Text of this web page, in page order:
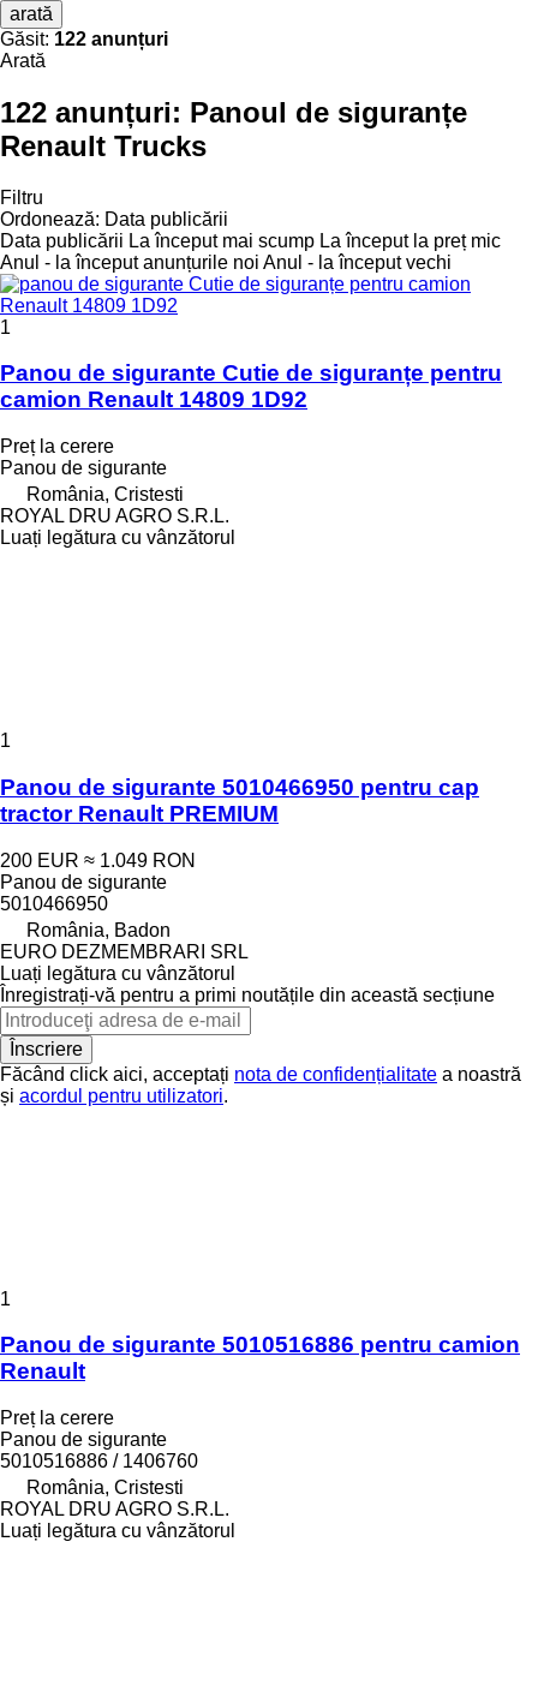
arată
Găsit: 122 anunțuri
Arată
122 anunțuri: Panoul de siguranțe
Renault Trucks
Filtru
Ordonează: Data publicării
Data publicării La început mai scump La început la preț mic
Anul - la început anunțurile noi Anul - la început vechi
1
Panou de sigurante Cutie de siguranțe pentru
camion Renault 14809 1D92
Preț la cerere
Panou de sigurante
România, Cristesti
ROYAL DRU AGRO S.R.L.
Luați legătura cu vânzătorul
1
Panou de sigurante 5010466950 pentru cap
tractor Renault PREMIUM
200 EUR ≈ 1.049 RON
Panou de sigurante
5010466950
România, Badon
EURO DEZMEMBRARI SRL
Luați legătura cu vânzătorul
Înregistrați-vă pentru a primi noutățile din această secțiune
Înscriere
Făcând click aici, acceptați nota de confidențialitate a noastră
și acordul pentru utilizatori.
1
Panou de sigurante 5010516886 pentru camion
Renault
Preț la cerere
Panou de sigurante
5010516886 / 1406760
România, Cristesti
ROYAL DRU AGRO S.R.L.
Luați legătura cu vânzătorul